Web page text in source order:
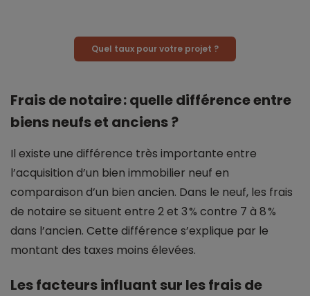
Quel taux pour votre projet ?
Frais de notaire : quelle différence entre
biens neufs et anciens ?
Il existe une différence très importante entre
l’acquisition d’un bien immobilier neuf en
comparaison d’un bien ancien. Dans le neuf, les frais
de notaire se situent entre 2 et 3 % contre 7 à 8 %
dans l’ancien. Cette différence s’explique par le
montant des taxes moins élevées.
Les facteurs influant sur les frais de